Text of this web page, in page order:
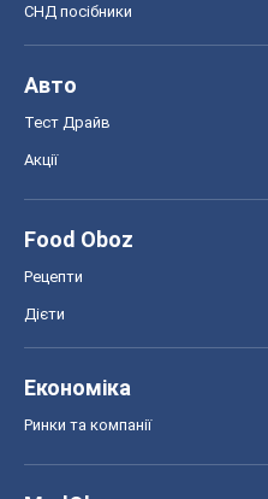
СНД посібники
Авто
Тест Драйв
Акції
Food Oboz
Рецепти
Дієти
Економіка
Ринки та компанії